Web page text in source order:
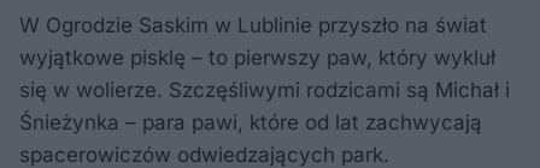
W Ogrodzie Saskim w Lublinie przyszło na świat
wyjątkowe pisklę – to pierwszy paw, który wykluł
się w wolierze. Szczęśliwymi rodzicami są Michał i
Śnieżynka – para pawi, które od lat zachwycają
spacerowiczów odwiedzających park.